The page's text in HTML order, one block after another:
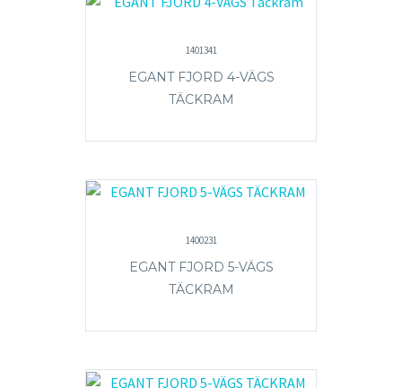
1401341
EGANT FJORD 4-VÄGS
TÄCKRAM
1400231
EGANT FJORD 5-VÄGS
TÄCKRAM